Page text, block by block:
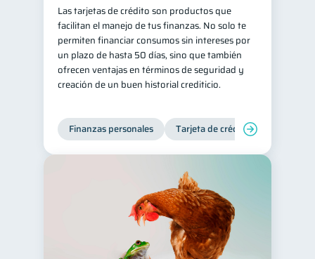
Las tarjetas de crédito son productos que
facilitan el manejo de tus finanzas. No solo te
permiten financiar consumos sin intereses por
un plazo de hasta 50 días, sino que también
ofrecen ventajas en términos de seguridad y
creación de un buen historial crediticio.
Finanzas personales Tarjeta de crédito